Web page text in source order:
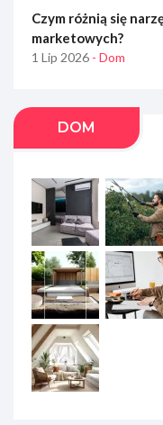
Czym różnią się
marketowych?
1 Lip 2026 - Dom
DOM